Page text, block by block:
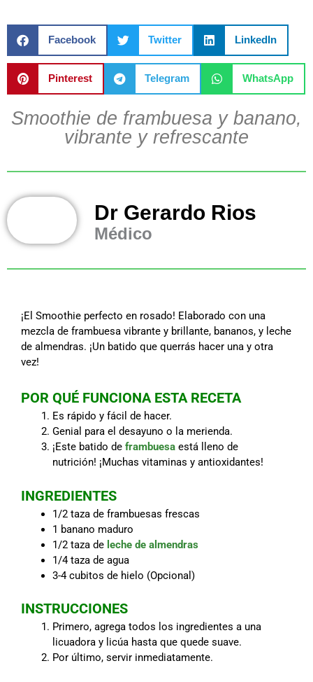
Facebook Twitter LinkedIn
Pinterest Telegram WhatsApp
Smoothie de frambuesa y banano,
vibrante y refrescante
Dr Gerardo Rios
Médico
¡El Smoothie perfecto en rosado! Elaborado con una
mezcla de frambuesa vibrante y brillante, bananos, y leche
de almendras. ¡Un batido que querrás hacer una y otra
vez!
POR QUÉ FUNCIONA ESTA RECETA
Es rápido y fácil de hacer.
Genial para el desayuno o la merienda.
¡Este batido de frambuesa está lleno de
nutrición! ¡Muchas vitaminas y antioxidantes!
INGREDIENTES
1/2 taza de frambuesas frescas
1 banano maduro
1/2 taza de leche de almendras
1/4 taza de agua
3-4 cubitos de hielo (Opcional)
INSTRUCCIONES
Primero, agrega todos los ingredientes a una
licuadora y licúa hasta que quede suave.
Por último, servir inmediatamente.